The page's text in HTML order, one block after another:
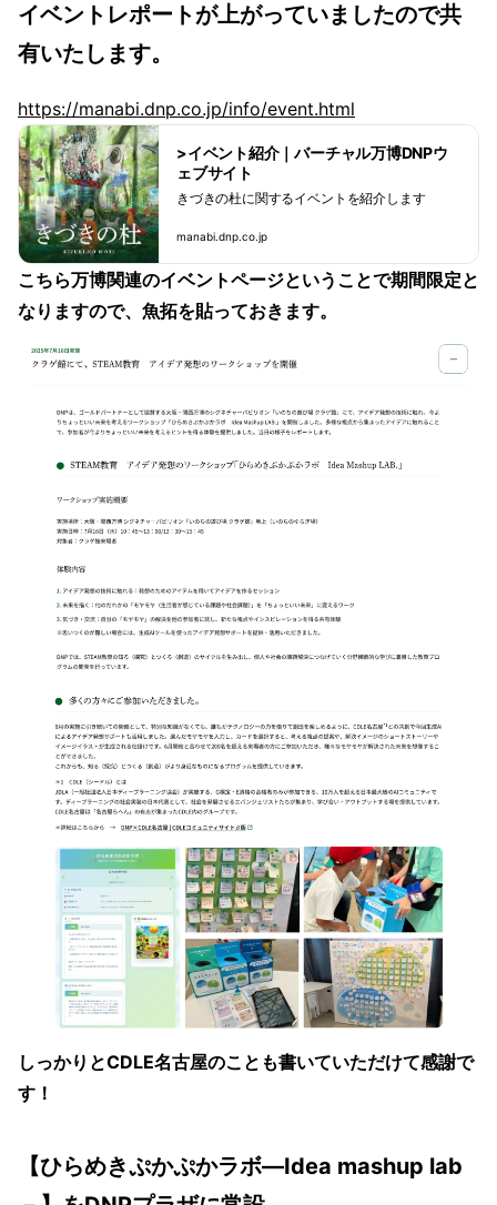
イベントレポートが上がっていましたので共
有いたします。
https://manabi.dnp.co.jp/info/event.html
>イベント紹介｜バーチャル万博DNPウ
ェブサイト
きづきの杜に関するイベントを紹介します
manabi.dnp.co.jp
こちら万博関連のイベントページということで期間限定と
なりますので、魚拓を貼っておきます。
しっかりとCDLE名古屋のことも書いていただけて感謝で
す！
【ひらめきぷかぷかラボ―Idea mashup lab